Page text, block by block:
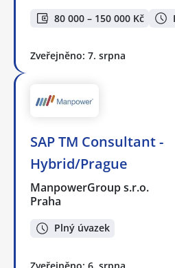
80 000 – 150 000 Kč
Zveřejněno: 7. srpna
SAP TM Consultant -
Hybrid/Prague
ManpowerGroup s.r.o.
Praha
Plný úvazek